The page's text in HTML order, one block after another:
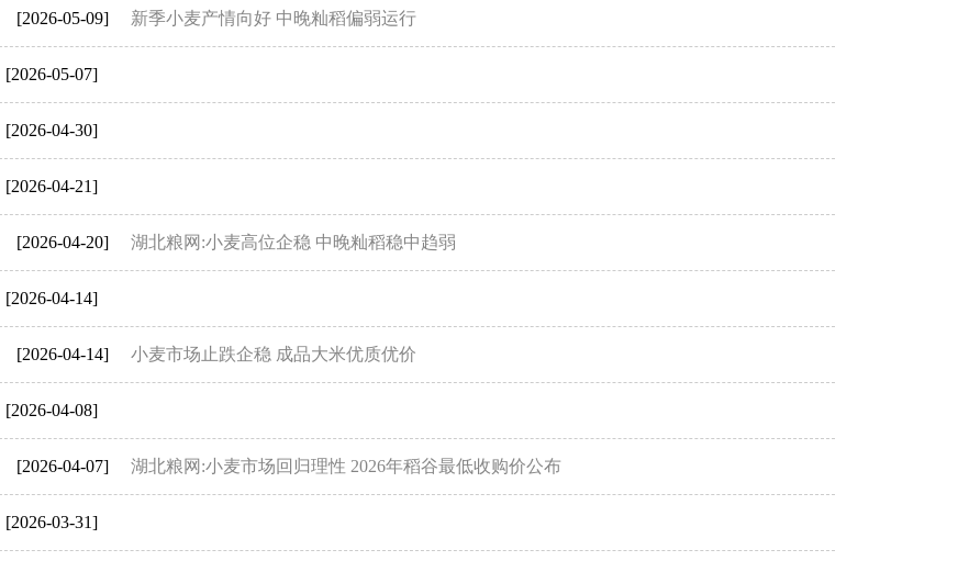
新季小麦产情向好 中晚籼稻偏弱运行
[2026-05-09]
[2026-05-07]
[2026-04-30]
[2026-04-21]
湖北粮网:小麦高位企稳 中晚籼稻稳中趋弱
[2026-04-20]
[2026-04-14]
小麦市场止跌企稳 成品大米优质优价
[2026-04-14]
[2026-04-08]
湖北粮网:小麦市场回归理性 2026年稻谷最低收购价公布
[2026-04-07]
[2026-03-31]